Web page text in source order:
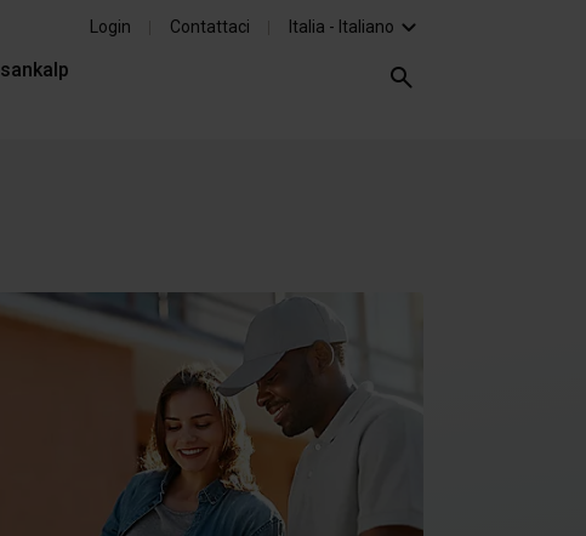
Login Contattaci Italia - Italiano
sankalp